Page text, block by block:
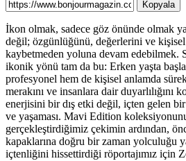
Kopyala
İkon olmak, sadece göz önünde olmak
değil; özgünlüğünü, değerlerini ve
kaybetmeden yoluna devam edebilmek.
ikonik yönü tam da bu: Erken yaşta
profesyonel hem de kişisel anlamda
merakını ve insanlara dair duyarlılığını
enerjisini bir dış etki değil, içten gelen
ve yaşaması. Mavi Edition
gerçekleştirdiğimiz çekimin ardından,
kapaklarına doğru bir zaman yolculuğu
içtenliğini hissettirdiği röportajımız için